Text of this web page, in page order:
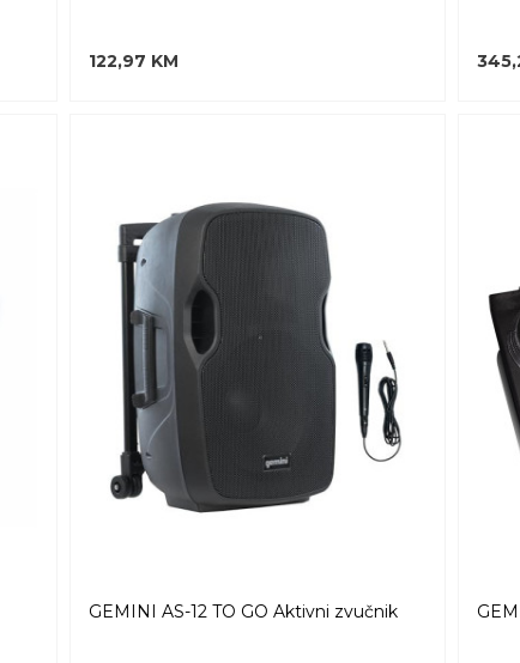
122,97 KM
GEMINI AS-12 TO GO Aktivni zvučnik